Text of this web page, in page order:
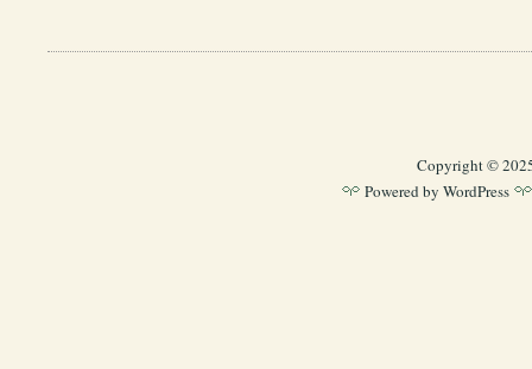
Copyright ©
Powered by WordPress